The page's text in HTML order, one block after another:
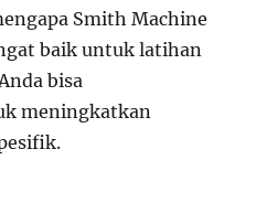
Smith Machine
baik untuk latihan
bisa
meningkatkan